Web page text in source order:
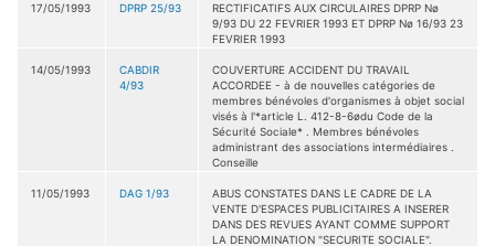
17/05/1993 DPRP 25/93
RECTIFICATIFS AUX CIRCULAIRES DPRP Nø
9/93 DU 22 FEVRIER 1993 ET DPRP Nø 16/93 23
FEVRIER 1993
14/05/1993
CABDIR
4/93
COUVERTURE ACCIDENT DU TRAVAIL
ACCORDEE - à de nouvelles catégories de
membres bénévoles d'organismes à objet social
visés à l'*article L. 412-8-6ødu Code de la
Sécurité Sociale* . Membres bénévoles
administrant des associations intermédiaires .
Conseille
11/05/1993 DAG 1/93
ABUS CONSTATES DANS LE CADRE DE LA
VENTE D'ESPACES PUBLICITAIRES A INSERER
DANS DES REVUES AYANT COMME SUPPORT
LA DENOMINATION "SECURITE SOCIALE".